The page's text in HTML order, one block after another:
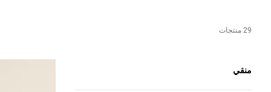
29 منتجات
منقي